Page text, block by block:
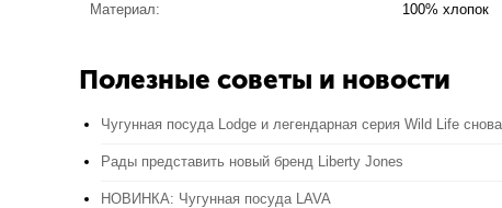
Материал: 100% хлопок
Полезные советы и новости
Чугунная посуда Lodge и легендарная серия Wild Life
Рады представить новый бренд Liberty Jones
НОВИНКА: Чугунная посуда LAVA